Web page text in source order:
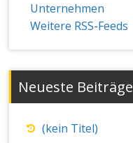
Unternehmen
Weitere RSS-Feeds
Neueste Beiträge
(kein Titel)